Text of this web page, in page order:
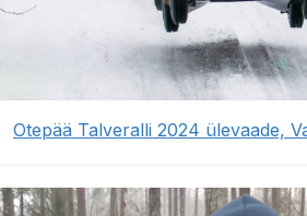
Otepää Talveralli 2024 ülevaade,